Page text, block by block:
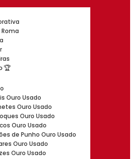
Roma
🏆
Ouro Usado
Ouro Usado
Ouro Usado
Ouro Usado
de Punho Ouro Usado
Ouro Usado
Ouro Usado